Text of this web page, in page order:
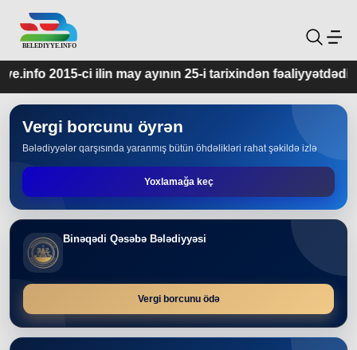
ayının 25-i tarixindən fəaliyyətdədir.
Vergi borcunu öyrən
Bələdiyyələr qarşısında yaranmış bütün öhdəlikləri rahat şəkildə izlə
Yoxlamağa keç
Binəqədi Qəsəbə Bələdiyyəsi
Vergi borcunu ödə